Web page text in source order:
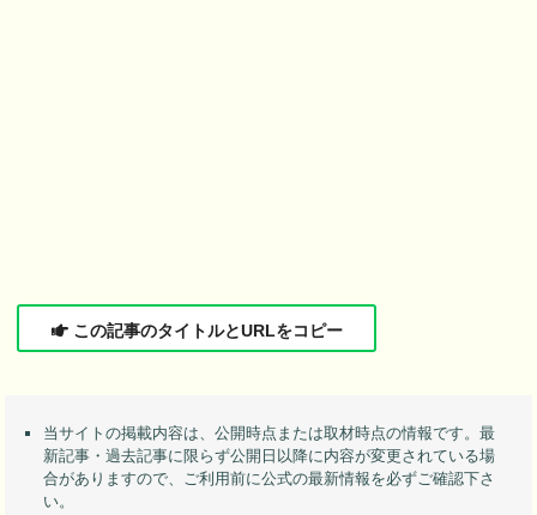
この記事のタイトルとURLをコピー
当サイトの掲載内容は、公開時点または取材時点の情報です。最
新記事・過去記事に限らず公開日以降に内容が変更されている場
合がありますので、ご利用前に公式の最新情報を必ずご確認下さ
い。